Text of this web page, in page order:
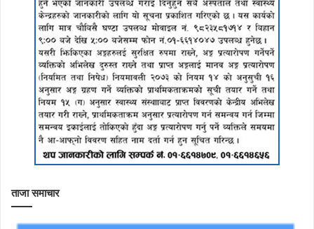
ताजा समाचार